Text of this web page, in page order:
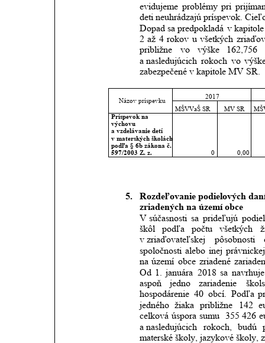
evidujeme problémy pri
deti neuhrádzajú príspevok.
Dopad sa predpokladá v kapitole
2 až 4 rokov u všetkých
približne
vo výške 162,756
a nasledujúcich rokoch vo
zabezpečené v kapitole MV SR.
2017
Názov príspevku
MŠVVaŠ SR
MV SR
Príspevok na
výchovu
a vzdelávanie detí
v materských školách
podľa § 6b zákona č.
597/2003 Z. z.
0 0,00
5.
Rozdeľovanie podielových
zriadených na území obce
V súčasnosti sa prideľujú
škôl
podľa počtu všetkých
v zriaďovateľskej
pôsobnosti
spoločnosti alebo inej právnickej
na území obce zriadené
Od 1. januára 2018 sa navrhuje
aspoň
jedno zariadenie
hospodárenie 40 obcí. Podľa
jedného žiaka približne 142
celková úspora sumu 355 426
a nasledujúcich
rokoch, budú
materské školy, jazykové školy,